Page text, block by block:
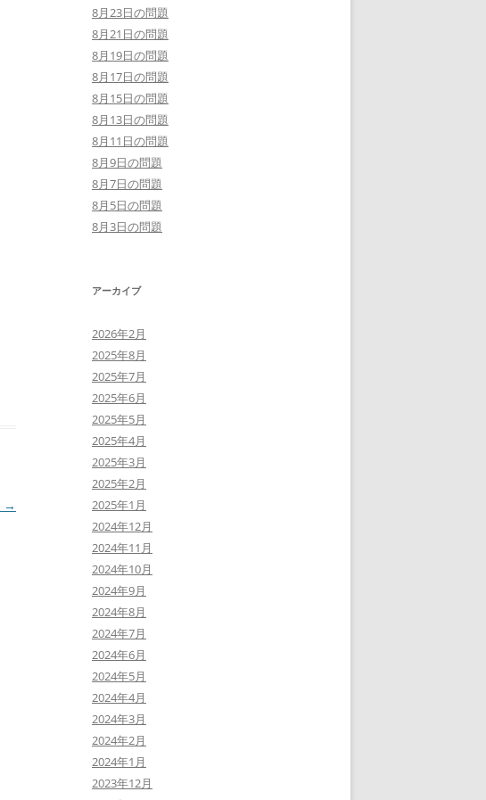
→
8月23日の問題
8月21日の問題
8月19日の問題
8月17日の問題
8月15日の問題
8月13日の問題
8月11日の問題
8月9日の問題
8月7日の問題
8月5日の問題
8月3日の問題
アーカイブ
2026年2月
2025年8月
2025年7月
2025年6月
2025年5月
2025年4月
2025年3月
2025年2月
2025年1月
2024年12月
2024年11月
2024年10月
2024年9月
2024年8月
2024年7月
2024年6月
2024年5月
2024年4月
2024年3月
2024年2月
2024年1月
2023年12月